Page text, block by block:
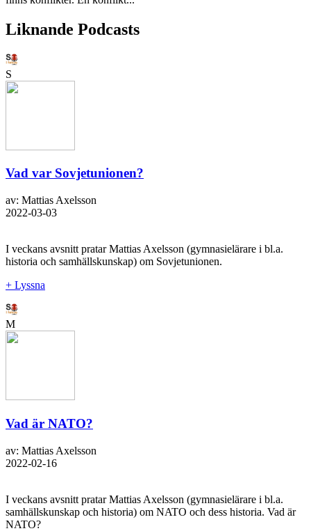
Liknande Podcasts
S
Vad var Sovjetunionen?
av: Mattias Axelsson
2022-03-03
I veckans avsnitt pratar Mattias Axelsson (gymnasielärare i bl.a.
historia och samhällskunskap) om Sovjetunionen.
+ Lyssna
M
Vad är NATO?
av: Mattias Axelsson
2022-02-16
I veckans avsnitt pratar Mattias Axelsson (gymnasielärare i bl.a.
samhällskunskap och historia) om NATO och dess historia. Vad är
NATO?